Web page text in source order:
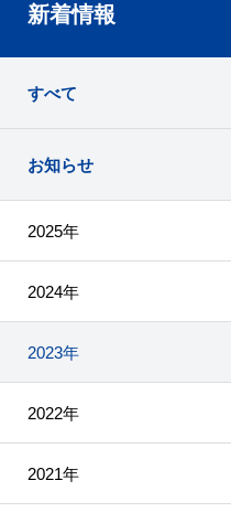
新着情報
すべて
お知らせ
2025年
2024年
2023年
2022年
2021年